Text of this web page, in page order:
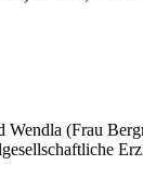
(Frau